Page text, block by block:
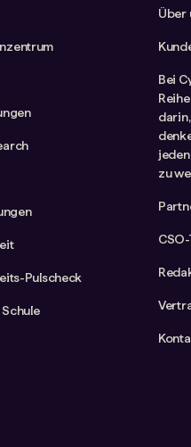
Pulscheck
Über
Bei
zu